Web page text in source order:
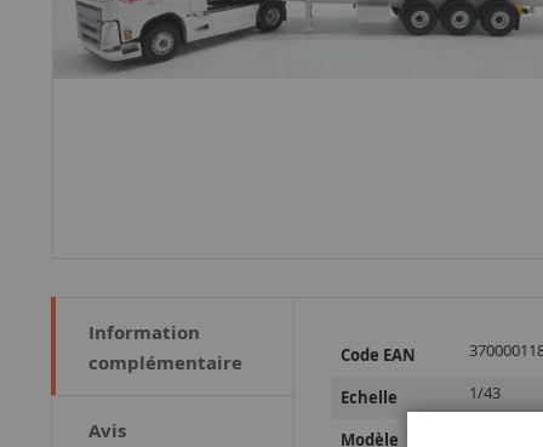
Information
complémentaire
Avis
d’information
Code EAN
Echelle 1/43
Modèle